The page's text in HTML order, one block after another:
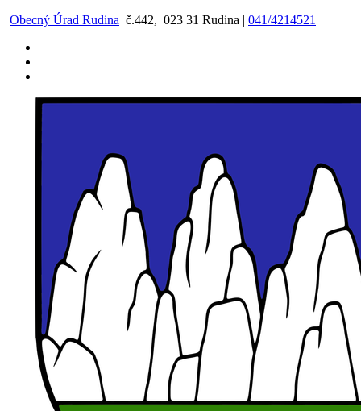
Preskočiť
obsah
Obecný Úrad Rudina č.442, 023 31 Rudina | 041/4214521